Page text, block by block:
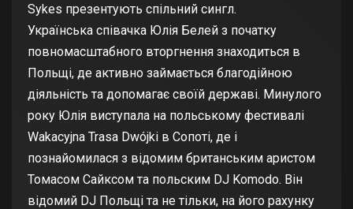
Sykes презентують спільний сингл.
Українська співачка Юлія Белей з початку
повномасштабного вторгнення знаходиться в
Польщі, де активно займається благодійною
діяльність та допомагає своїй державі. Минулого
року Юлія виступала на польському фестивалі
Wakacyjna Trasa Dwójki в Сопоті, де і
познайомилася з відомим британським аристом
Томасом Сайксом та польским DJ Komodo. Він
відомий DJ Польщі та не тільки, на його рахунку